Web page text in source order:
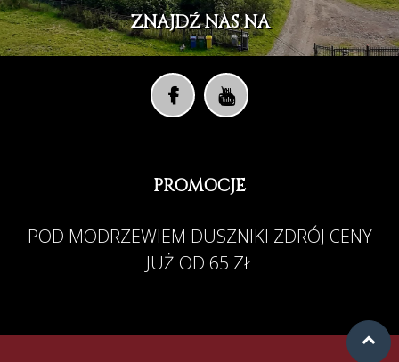
ZNAJDŹ NAS NA
PROMOCJE
POD MODRZEWIEM DUSZNIKI ZDRÓJ CENY
JUŻ OD 65 ZŁ